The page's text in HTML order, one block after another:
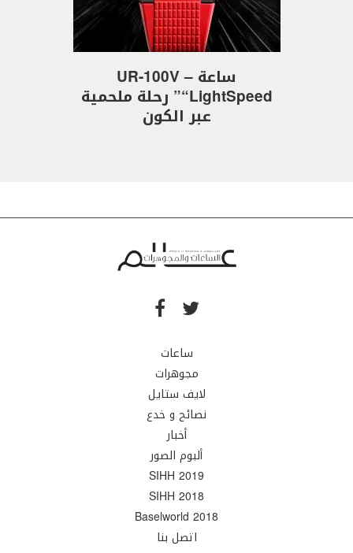
ساعة UR-100V –
“LightSpeed” رحلة ملحمية
عبر الكون
ساعات
مجوهرات
لايف ستايل
نصائح و خدع
أخبار
ألبوم الصور
SIHH 2019
SIHH 2018
Baselworld 2018
اتصل بنا